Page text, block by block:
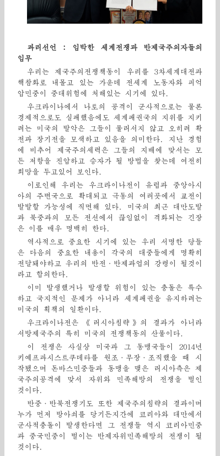
파리선언 : 임박한 세계전쟁과 반제국주의자들의
임무
우리는 제국주의전쟁책동이 우리를 3차세계대전과
핵참화로 내몰고 있는 가운데 전세계 노동자와 피억
압민중이 중대위험에 처해있는 시기에 있다.
우크라이나에서 나토의 공격이 군사적으로는 물론
경제적으로도 실패했음에도 세계패권국의 지위를 지키
려는 미국의 발악은 그들이 물러서지 않고 오히려 확
전과 장기전을 모색하고 있음을 의미한다. 지난 경험
에 비추어 제국주의세력은 그들의 지배에 맞서는 모
든 저항을 진압하고 승자가 될 방법을 찾는데 여전히
희망을 두고있어 보인다.
이로인해 우리는 우크라이나전이 유럽과 중앙아시
아의 주변국으로 확대되고 극동의 여러곳에서 교전이
발발할 가능성에 직면해 있다. 미국의 최근 대만도발
과 북중과의 모든 전선에서 끊임없이 격화되는 긴장
은 이를 매우 명백히 한다.
역사적으로 중요한 시기에 있는 우리 서명한 당들
은 다음의 중요한 내용이 각국의 대중들에게 명확히
전달돼야하고 우리의 반전·반제과업의 강령이 될것이
라고 합의한다.
이미 발생했거나 발생할 위험이 있는 충돌은 특수
하고 국지적인 문제가 아니라 세계패권을 유지하려는
미국의 획책의 일환이다.
우크라이나전은 《러시아침략》의 결과가 아니라
서방제국주의 특히 미국의 전쟁책동의 산물이다.
이 전쟁은 사실상 미국과 그 동맹국들이 2014년
키예프파시스트쿠데타를 원조·무장·조직했을 때 시
작됐으며 돈바스민중들과 동맹을 맺은 러시아측은 제
국주의공격에 맞서 자위와 민족해방의 전쟁을 벌인
것이다.
반중·반북전쟁기도 또한 제국주의침략의 결과이며
누가 먼저 방아쇠를 당기든지간에 코리아와 대만에서
군사적충돌이 발생한다면 그 전쟁들 역시 코리아민중
과 중국민중이 벌이는 반제자위민족해방의 전쟁이 될
것이다.